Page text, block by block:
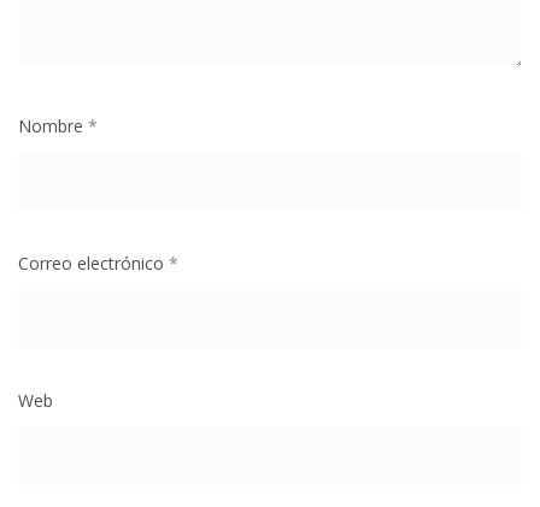
Nombre *
Correo electrónico *
Web